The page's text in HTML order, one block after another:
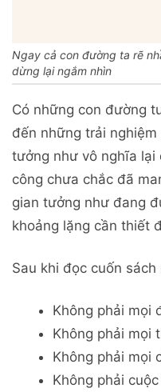
Ngay cả con đường ta rẽ
dừng lại ngắm nhìn
Có những con đường
đến những trải
tưởng như vô nghĩa lại
công chưa chắc đã
gian tưởng như đang
khoảng lặng cần thiết
Sau khi đọc cuốn
Không phải mọi
Không phải mọi
Không phải mọi
Không phải